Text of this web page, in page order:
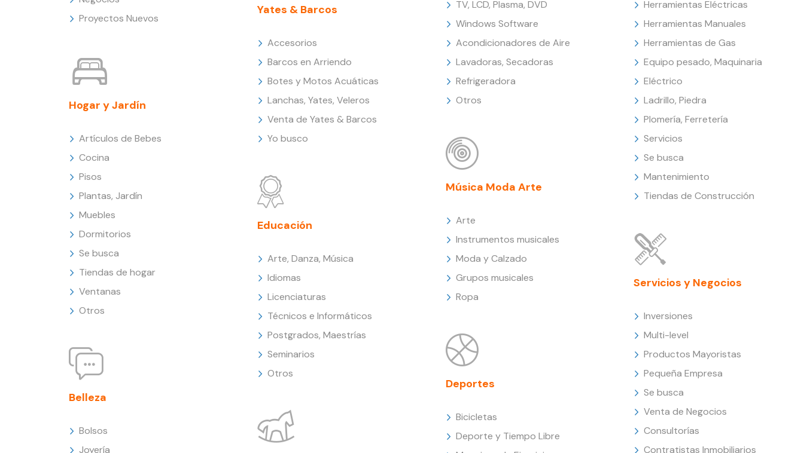
Proyectos Nuevos
Hogar y Jardín
Artículos de Bebes
Cocina
Pisos
Plantas, Jardín
Muebles
Dormitorios
Se busca
Tiendas de hogar
Ventanas
Otros
Belleza
Bolsos
Joyería
Yates & Barcos
Accesorios
Barcos en Arriendo
Botes y Motos Acuáticas
Lanchas, Yates, Veleros
Venta de Yates & Barcos
Yo busco
Educación
Arte, Danza, Música
Idiomas
Licenciaturas
Técnicos e Informáticos
Postgrados, Maestrías
Seminarios
Otros
TV, LCD, Plasma, DVD
Windows Software
Acondicionadores de Aire
Lavadoras, Secadoras
Refrigeradora
Otros
Música Moda Arte
Arte
Instrumentos musicales
Moda y Calzado
Grupos musicales
Ropa
Deportes
Bicicletas
Deporte y Tiempo Libre
Herramientas Eléctricas
Herramientas Manuales
Herramientas de Gas
Equipo pesado, Maquinaria
Eléctrico
Ladrillo, Piedra
Plomería, Ferretería
Servicios
Se busca
Mantenimiento
Tiendas de Construcción
Servicios y Negocios
Inversiones
Multi-level
Productos Mayoristas
Pequeña Empresa
Se busca
Venta de Negocios
Consultorías
Contratistas Inmobiliarios